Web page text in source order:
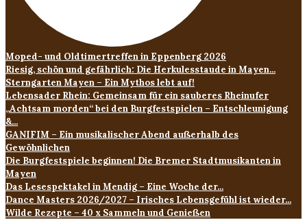
Moped- und Oldtimertreffen in Eppenberg 2026
Riesig, schön und gefährlich: Die Herkulesstaude in Mayen...
Sterngarten Mayen – Ein Mythos lebt auf!
Lebensader Rhein: Gemeinsam für ein sauberes Rheinufer
„Achtsam morden“ bei den Burgfestspielen – Entschleunigung
&...
GANIFIM – Ein musikalischer Abend außerhalb des
Gewöhnlichen
Die Burgfestspiele beginnen! Die Bremer Stadtmusikanten in
Mayen
Das Lesespektakel in Mendig – Eine Woche der...
Dance Masters 2026/2027 – Irisches Lebensgefühl ist wieder...
Wilde Rezepte – 40 x Sammeln und Genießen